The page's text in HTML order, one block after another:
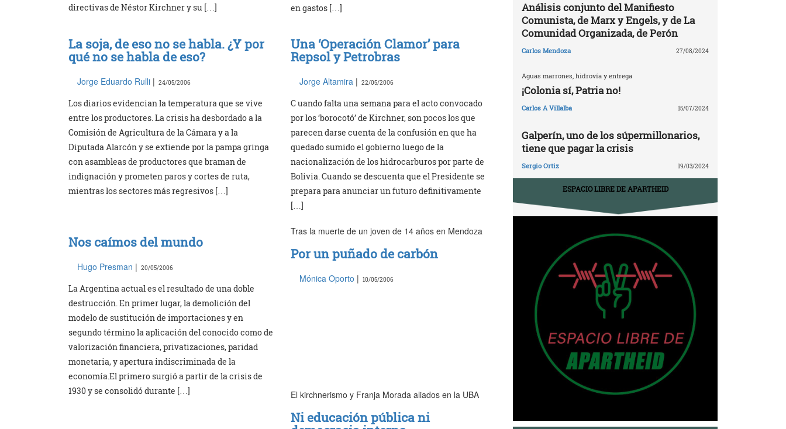
directivas de Néstor Kirchner y su […]
en gastos […]
La soja, de eso no se habla. ¿Y por
qué no se habla de eso?
Jorge Eduardo Rulli | 24/05/2006
Los diarios evidencian la temperatura que se vive
entre los productores. La crisis ha desbordado a la
Comisión de Agricultura de la Cámara y a la
Diputada Alarcón y se extiende por la pampa gringa
con asambleas de productores que braman de
indignación y prometen paros y cortes de ruta,
mientras los sectores más regresivos […]
Una ‘Operación Clamor’ para
Repsol y Petrobras
Jorge Altamira | 22/05/2006
C uando falta una semana para el acto convocado
por los ‘borocotó’ de Kirchner, son pocos los que
parecen darse cuenta de la confusión en que ha
quedado sumido el gobierno luego de la
nacionalización de los hidrocarburos por parte de
Bolivia. Cuando se descuenta que el Presidente se
prepara para anunciar un futuro definitivamente
[…]
Nos caímos del mundo
Hugo Presman | 20/05/2006
La Argentina actual es el resultado de una doble
destrucción. En primer lugar, la demolición del
modelo de sustitución de importaciones y en
segundo término la aplicación del conocido como de
valorización financiera, privatizaciones, paridad
monetaria, y apertura indiscriminada de la
economía.El primero surgió a partir de la crisis de
1930 y se consolidó durante […]
Tras la muerte de un joven de 14 años en Mendoza
Por un puñado de carbón
Mónica Oporto | 10/05/2006
El kirchnerismo y Franja Morada aliados en la UBA
Ni educación pública ni
Análisis conjunto del Manifiesto
Comunista, de Marx y Engels, y de La
Comunidad Organizada, de Perón
Carlos Mendoza 27/08/2024
Aguas marrones, hidrovía y entrega
¡Colonia sí, Patria no!
Carlos A Villalba 15/07/2024
Galperín, uno de los súpermillonarios,
tiene que pagar la crisis
Sergio Ortiz 19/03/2024
ESPACIO LIBRE DE APARTHEID